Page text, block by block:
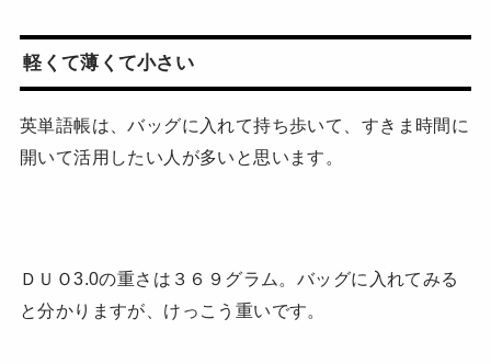
軽くて薄くて小さい
英単語帳は、バッグに入れて持ち歩いて、すきま時間に
開いて活用したい人が多いと思います。
ＤＵＯ3.0の重さは３６９グラム。バッグに入れてみる
と分かりますが、けっこう重いです。